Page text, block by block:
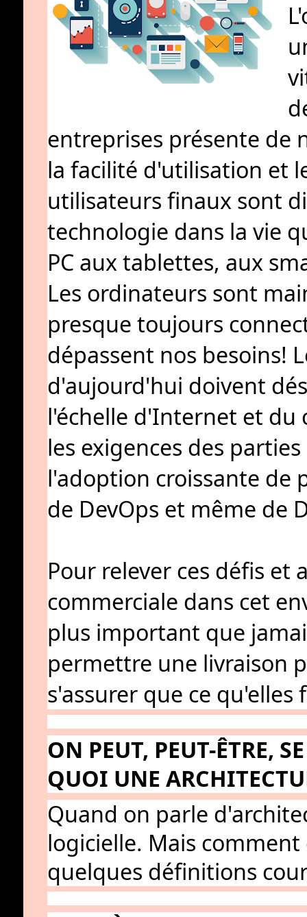
entreprises présente de
la facilité d'utilisation et
utilisateurs finaux sont
technologie dans la vie
PC aux tablettes, aux
Les ordinateurs sont
presque toujours
dépassent nos besoins!
d'aujourd'hui doivent
l'échelle d'Internet et du
les exigences des
l'adoption croissante de
de DevOps et même de
Pour relever ces défis
commerciale dans cet
plus important que
permettre une livraison
s'assurer que ce
ON PEUT, PEUT-ÊTRE,
QUOI UNE
Quand on parle
logicielle. Mais
quelques définitions